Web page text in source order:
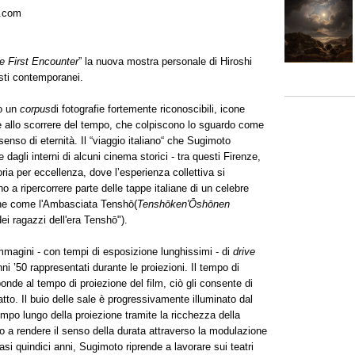
First Encounter” la nuova mostra personale di Hiroshi
contemporanei.
un corpusdi fotografie fortemente riconoscibili, icone
scorrere del tempo, che colpiscono lo sguardo come
di eternità. Il “viaggio italiano“ che Sugimoto
interni di alcuni cinema storici - tra questi Firenze,
per eccellenza, dove l’esperienza collettiva si
a ripercorrere parte delle tappe italiane di un celebre
come l'Ambasciata Tenshō(Tenshōken'Ōshōnen
ragazzi dell'era Tenshō").
- con tempi di esposizione lunghissimi - di drive
’50 rappresentati durante le proiezioni. Il tempo di
al tempo di proiezione del film, ciò gli consente di
Il buio delle sale è progressivamente illuminato dal
lungo della proiezione tramite la ricchezza della
a rendere il senso della durata attraverso la modulazione
quindici anni, Sugimoto riprende a lavorare sui teatri